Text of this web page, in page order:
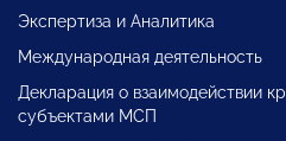
Экспертиза и Аналитика
Международная деятельность
Декларация о взаимодействии
субъектами МСП